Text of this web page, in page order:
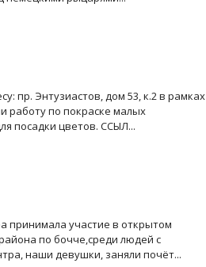
пр. Энтузиастов, дом 53, к.2 в рамках
работу по покраске малых
посадки цветов. ССЫЛ...
принимала участие в открытом
по бочче,среди людей с
наши девушки, заняли почёт...